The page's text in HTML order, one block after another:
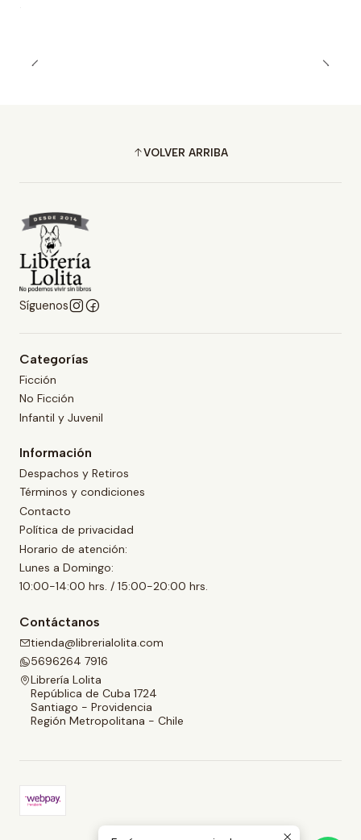
VOLVER ARRIBA
Síguenos
Categorías
Ficción
No Ficción
Infantil y Juvenil
Información
Despachos y Retiros
Términos y condiciones
Contacto
Política de privacidad
Horario de atención:
Lunes a Domingo:
10:00-14:00 hrs. / 15:00-20:00 hrs.
Contáctanos
tienda@librerialolita.com
5696264 7916
Librería Lolita
República de Cuba 1724
Santiago - Providencia
Región Metropolitana - Chile